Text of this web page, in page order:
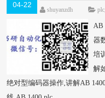
04-22
据实物操作视
作 HOT
shuyanzdh plc
AB
器
培
解
绝对型编码器操作,讲解AB